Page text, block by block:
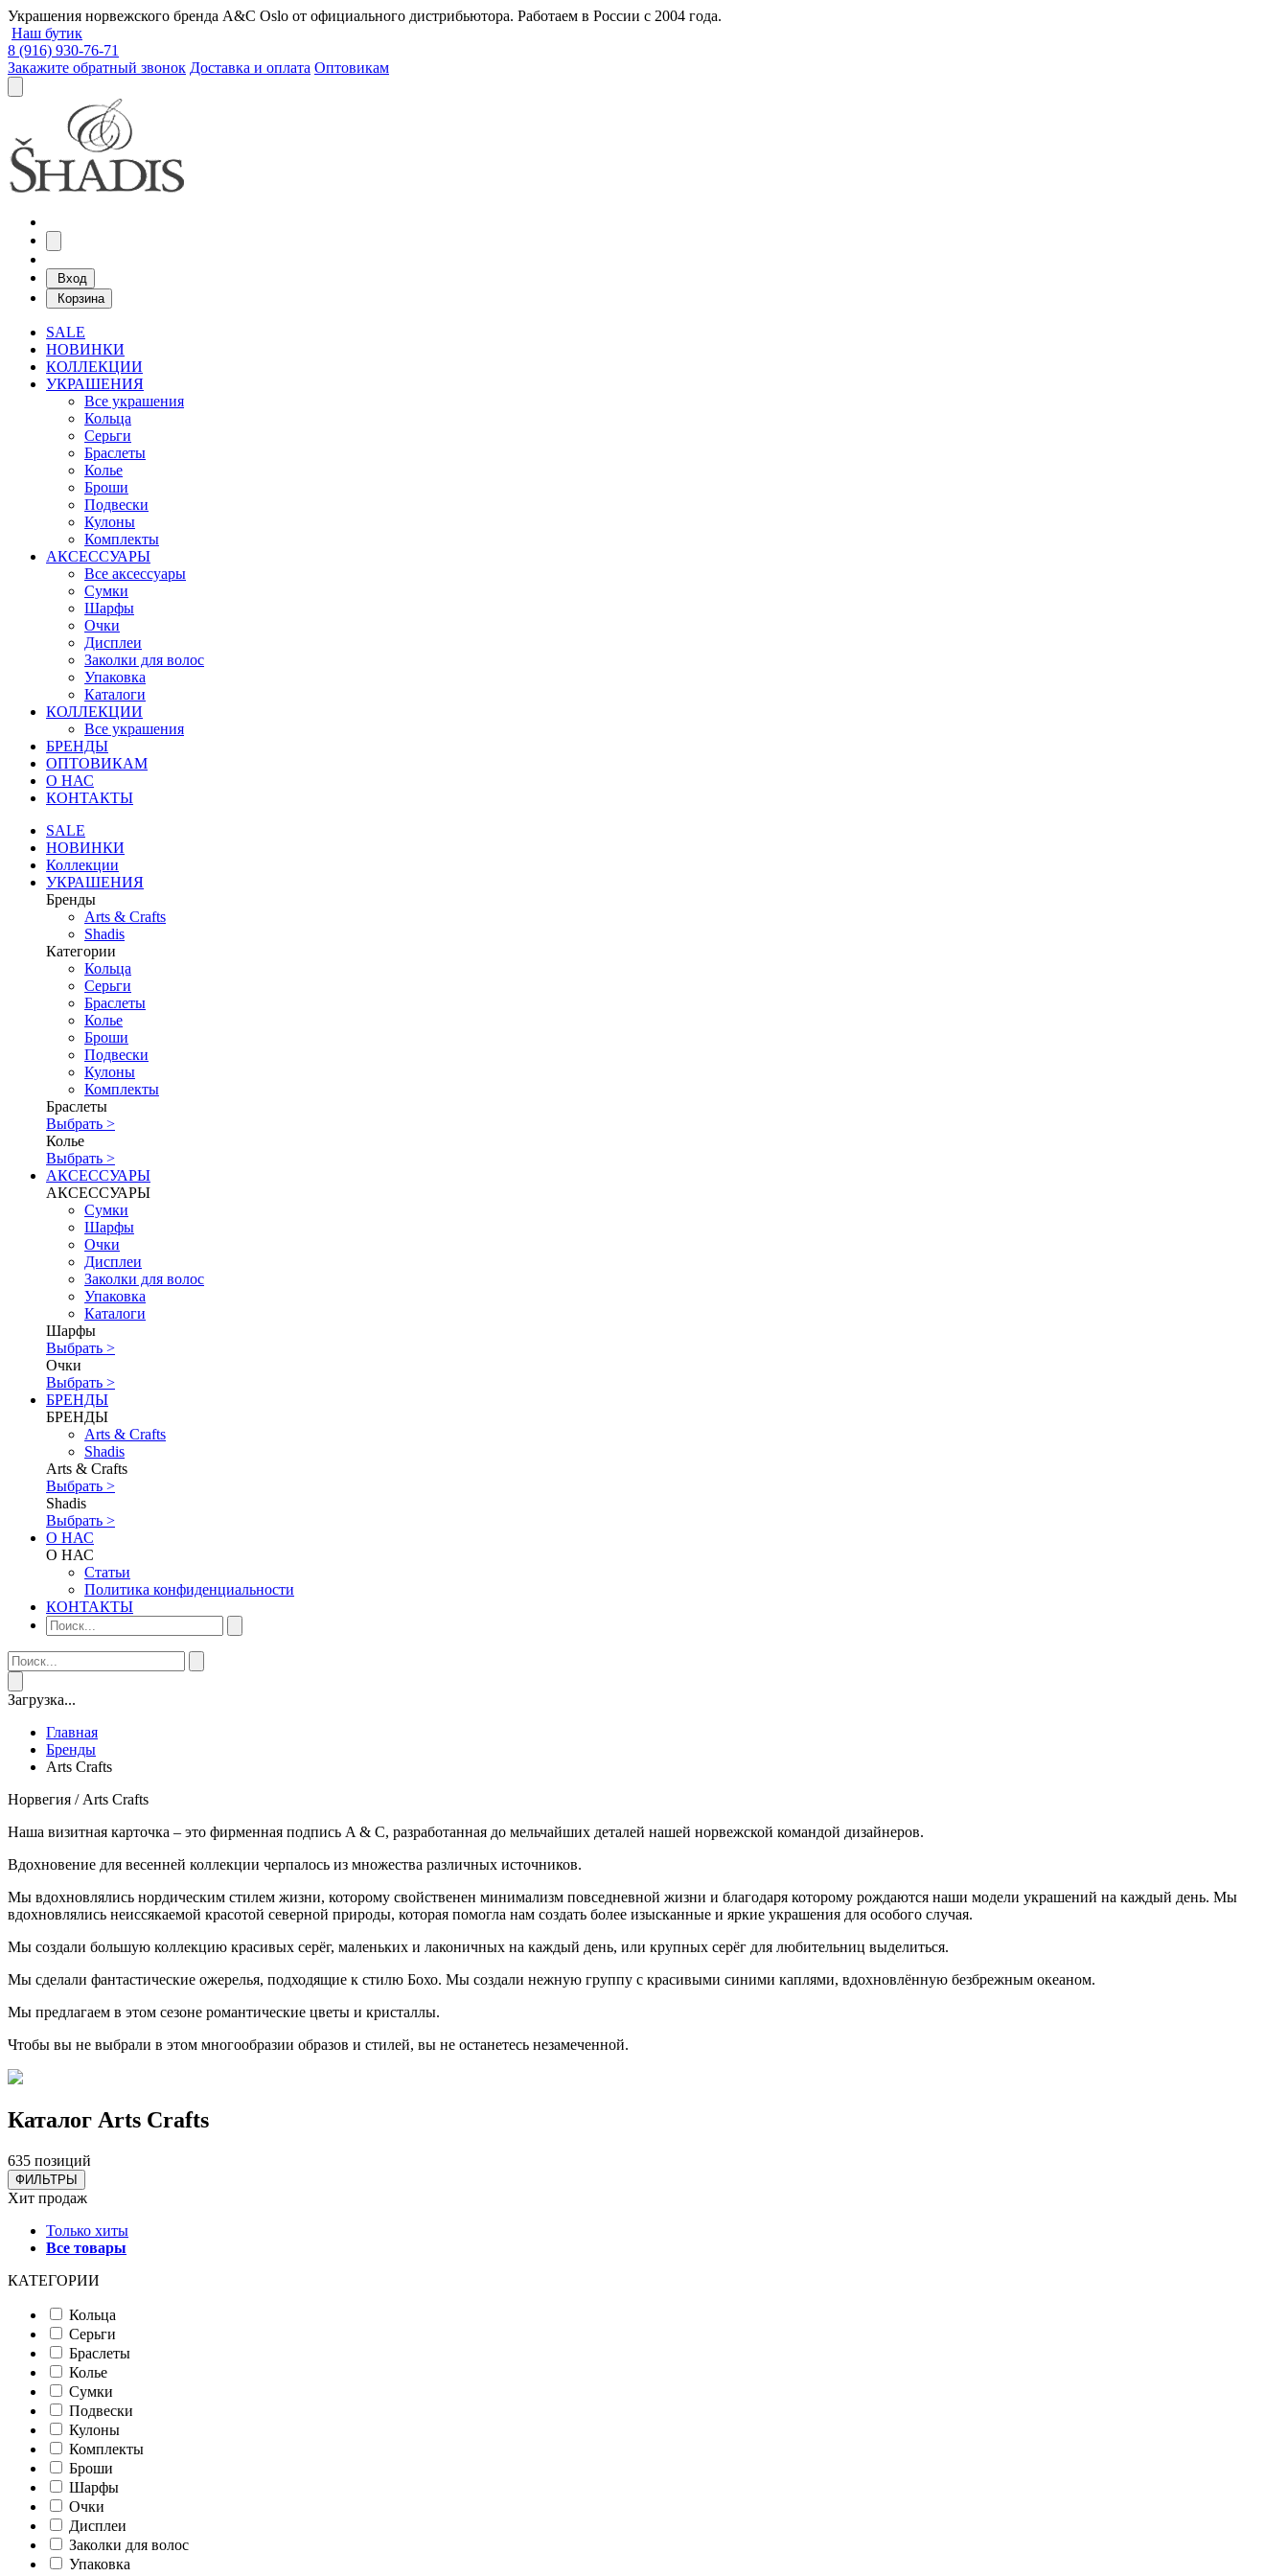
Украшения норвежского бренда A&C Oslo от официального дистрибьютора. Работаем в России с 2004 года.
Наш бутик
8 (916) 930-76-71
Закажите обратный звонок Доставка и оплата Оптовикам
Вход
Корзина
SALE
НОВИНКИ
КОЛЛЕКЦИИ
УКРАШЕНИЯ
Все украшения
Кольца
Серьги
Браслеты
Колье
Броши
Подвески
Кулоны
Комплекты
АКСЕССУАРЫ
Все аксессуары
Сумки
Шарфы
Очки
Дисплеи
Заколки для волос
Упаковка
Каталоги
КОЛЛЕКЦИИ
Все украшения
БРЕНДЫ
ОПТОВИКАМ
О НАС
КОНТАКТЫ
SALE
НОВИНКИ
Коллекции
УКРАШЕНИЯ
Бренды
Аrts & Сrafts
Shadis
Категории
Кольца
Серьги
Браслеты
Колье
Броши
Подвески
Кулоны
Комплекты
Браслеты
Выбрать >
Колье
Выбрать >
АКСЕССУАРЫ
АКСЕССУАРЫ
Сумки
Шарфы
Очки
Дисплеи
Заколки для волос
Упаковка
Каталоги
Шарфы
Выбрать >
Очки
Выбрать >
БРЕНДЫ
БРЕНДЫ
Аrts & Сrafts
Shadis
Аrts & Сrafts
Выбрать >
Shadis
Выбрать >
О НАС
О НАС
Статьи
Политика конфиденциальности
КОНТАКТЫ
Загрузка...
Главная
Бренды
Аrts Сrafts
Норвегия / Аrts Сrafts
Наша визитная карточка – это фирменная подпись A & C, разработанная до мельчайших деталей нашей норвежской командой дизайнеров.
Вдохновение для весенней коллекции черпалось из множества различных источников.
Мы вдохновлялись нордическим стилем жизни, которому свойственен минимализм повседневной жизни и благодаря которому рождаются наши модели украшений на каждый день. Мы
вдохновлялись неиссякаемой красотой северной природы, которая помогла нам создать более изысканные и яркие украшения для особого случая.
Мы создали большую коллекцию красивых серёг, маленьких и лаконичных на каждый день, или крупных серёг для любительниц выделиться.
Мы сделали фантастические ожерелья, подходящие к стилю Бохо. Мы создали нежную группу с красивыми синими каплями, вдохновлённую безбрежным океаном.
Мы предлагаем в этом сезоне романтические цветы и кристаллы.
Чтобы вы не выбрали в этом многообразии образов и стилей, вы не останетесь незамеченной.
Каталог Аrts Сrafts
635 позиций
ФИЛЬТРЫ
Хит продаж
Только хиты
Все товары
КАТЕГОРИИ
Кольца
Серьги
Браслеты
Колье
Сумки
Подвески
Кулоны
Комплекты
Броши
Шарфы
Очки
Дисплеи
Заколки для волос
Упаковка